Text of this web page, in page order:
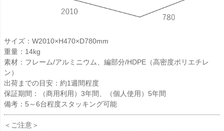
サイズ：W2010×H470×D780mm
重量：14kg
素材：フレーム/アルミニウム、編部分/HDPE（高密度ポリエチレ
ン）
出荷までの目安：約1週間程度
保証期間：（商用利用）3年間、（個人使用）5年間
備考：5～6台程度スタッキング可能
＜ご注意＞